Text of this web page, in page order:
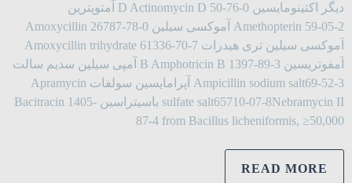
دیگر اکتینومایسین D Actinomycin D 50-76-0 آمتوپترین
Amethopterin 59-05-2 آموکسی سیلین Amoxycillin 26787-78-0
آموکسی سیلین تری هیدرات Amoxycillin trihydrate 61336-70-7
آمفوتریسین B Amphotricin B 1397-89-3 آمپی سیلین سدیم سالت
Ampicillin sodium salt69-52-3 آپرامایسین سولفات Apramycin
sulfate salt65710-07-8Nebramycin II باسیتراسین Bacitracin 1405-
87-4 from Bacillus licheniformis, ≥50,000
READ MORE